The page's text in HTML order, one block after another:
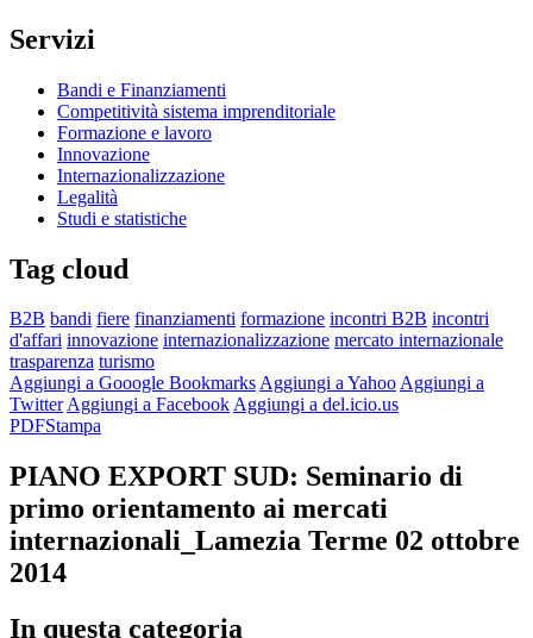
Servizi
Bandi e Finanziamenti
Competitività sistema imprenditoriale
Formazione e lavoro
Innovazione
Internazionalizzazione
Legalità
Studi e statistiche
Tag cloud
B2B bandi fiere finanziamenti formazione incontri B2B incontri
d'affari innovazione internazionalizzazione mercato internazionale
trasparenza turismo
Aggiungi a Gooogle BookmarksAggiungi a YahooAggiungi a
TwitterAggiungi a FacebookAggiungi a del.icio.us
PDFStampa
PIANO EXPORT SUD: Seminario di
primo orientamento ai mercati
internazionali_Lamezia Terme 02 ottobre
2014
In questa categoria